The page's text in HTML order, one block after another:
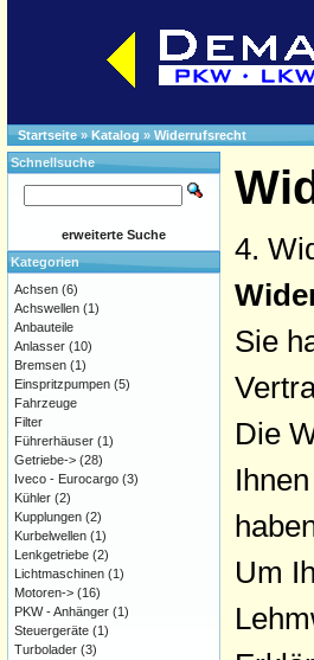
Startseite»Katalog » Widerrufsrecht
4.
Sie
Die
Um
Schnellsuche
erweiterte Suche
Kategorien
Achsen (6)
Achswellen (1)
Anbauteile
Anlasser (10)
Bremsen (1)
Einspritzpumpen (5)
Fahrzeuge
Filter
Führerhäuser (1)
Getriebe-> (28)
Iveco - Eurocargo (3)
Kühler (2)
Kupplungen (2)
Kurbelwellen (1)
Lenkgetriebe (2)
Lichtmaschinen (1)
Motoren-> (16)
PKW - Anhänger (1)
Steuergeräte (1)
Turbolader (3)